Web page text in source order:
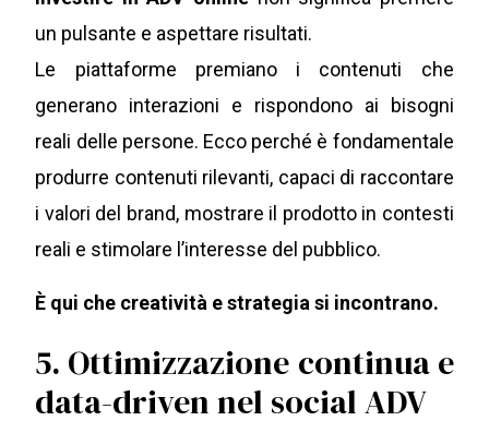
un pulsante e aspettare risultati.
Le piattaforme premiano i contenuti che
generano interazioni e rispondono ai bisogni
reali delle persone. Ecco perché è fondamentale
produrre contenuti rilevanti, capaci di raccontare
i valori del brand, mostrare il prodotto in contesti
reali e stimolare l’interesse del pubblico.
È qui che creatività e strategia si incontrano.
5. Ottimizzazione continua e
data-driven nel social ADV